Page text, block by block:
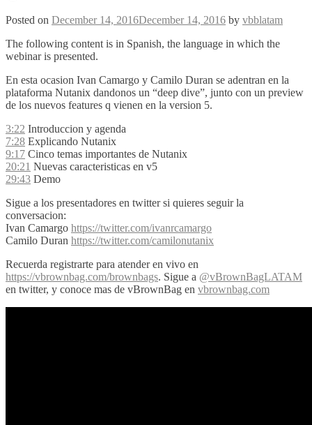
Posted on December 14, 2016December 14, 2016 by vbblatam
The following content is in Spanish, the language in which the
webinar is presented.
En esta ocasion Ivan Camargo y Camilo Duran se adentran en la
plataforma Nutanix dandonos un “deep dive”, junto con un preview
de los nuevos features q vienen en la version 5.
3:22 Introduccion y agenda
7:28 Explicando Nutanix
9:17 Cinco temas importantes de Nutanix
20:21 Nuevas caracteristicas en v5
29:43 Demo
Sigue a los presentadores en twitter si quieres seguir la
conversacion:
Ivan Camargo https://twitter.com/ivanrcamargo
Camilo Duran https://twitter.com/camilonutanix
Recuerda registrarte para atender en vivo en
https://vbrownbag.com/brownbags. Sigue a @vBrownBagLATAM
en twitter, y conoce mas de vBrownBag en vbrownbag.com